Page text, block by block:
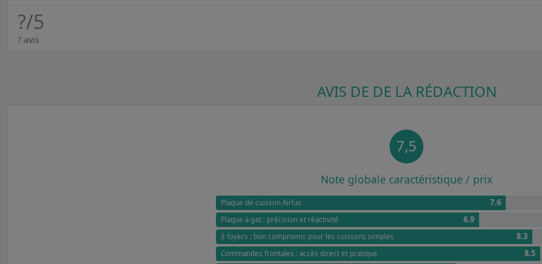
?/5
? avis
AVIS DE DE LA RÉDACTION
7,5
Note globale caractéristique / prix
Plaque de cuisson Airlux 7.6
Plaque à gaz : précision et réactivité 6.9
3 foyers : bon compromis pour les cuissons simples 8.3
Commandes frontales : accès direct et pratique 8.5